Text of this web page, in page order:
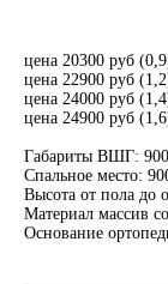
цена 20300 руб
цена 22900 руб
цена 24000 руб
цена 24900 руб
Габариты ВШГ:
Спальное место:
Высота от пола до
Материал массив
Основание